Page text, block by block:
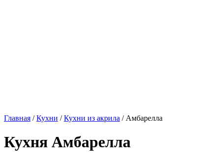
Главная /Кухни /Кухни из акрила / Амбарелла
Кухня Амбарелла